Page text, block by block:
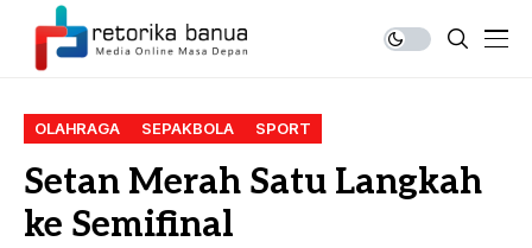
OLAHRAGA SEPAKBOLA SPORT
Setan Merah Satu Langkah
ke Semifinal